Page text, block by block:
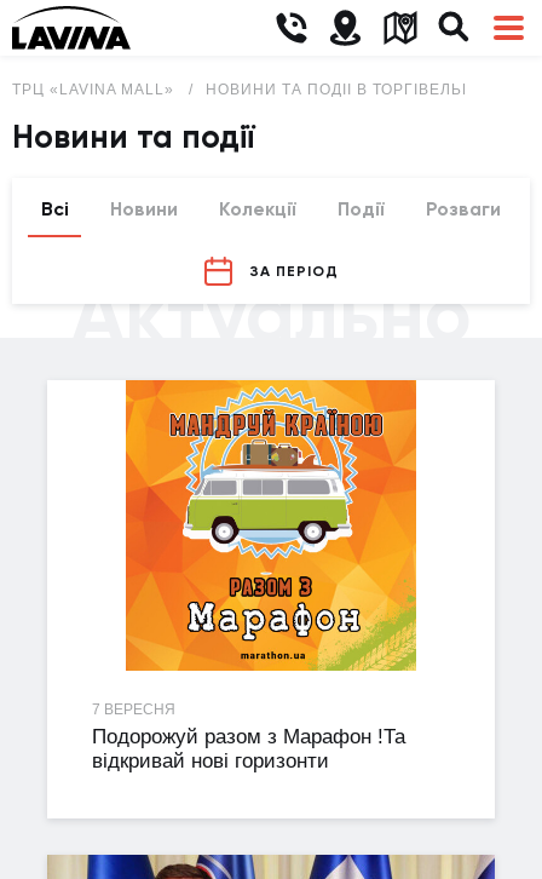
ТРЦ «LAVINA MALL» НОВИНИ ТА ПОДІЇ В ТОРГІВЕЛЬНО-
Новини та події
Всі Новини Колекції Події Розваги
ЗА ПЕРІОД
Актуально
7 ВЕРЕСНЯ
Подорожуй разом з Марафон !Та
відкривай нові горизонти